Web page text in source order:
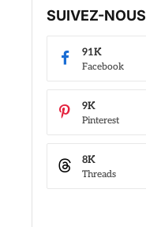
SUIVEZ-NOUS
Facebook
91K
Pinterest
9K
Threads
8K